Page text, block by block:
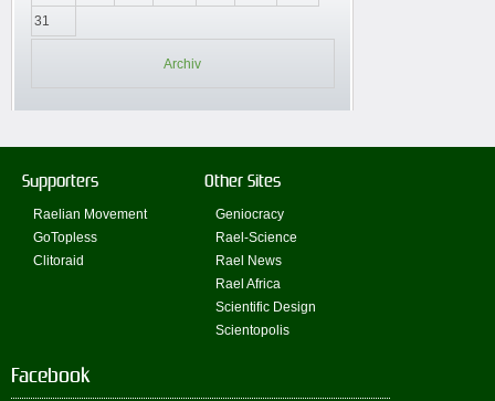
31
Archiv
Supporters
Raelian Movement
GoTopless
Clitoraid
Other Sites
Geniocracy
Rael-Science
Rael News
Rael Africa
Scientific Design
Scientopolis
Facebook